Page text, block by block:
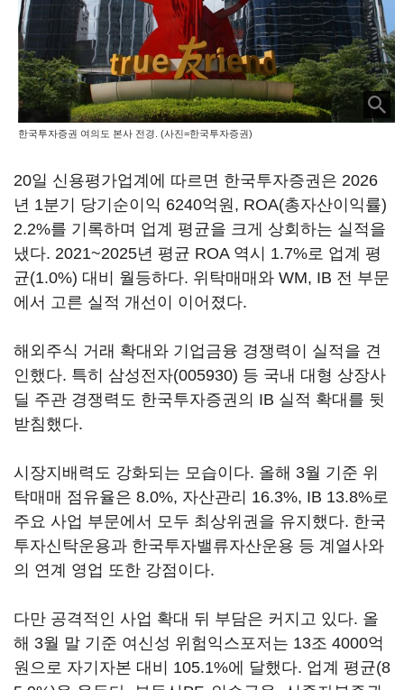
한국투자증권 여의도 본사 전경. (사진=한국투자증권)
20일 신용평가업계에 따르면 한국투자증권은 2026
년 1분기 당기순이익 6240억원, ROA(총자산이익률)
2.2%를 기록하며 업계 평균을 크게 상회하는 실적을
냈다. 2021~2025년 평균 ROA 역시 1.7%로 업계 평
균(1.0%) 대비 월등하다. 위탁매매와 WM, IB 전 부문
에서 고른 실적 개선이 이어졌다.
해외주식 거래 확대와 기업금융 경쟁력이 실적을 견
인했다. 특히 삼성전자(005930) 등 국내 대형 상장사
딜 주관 경쟁력도 한국투자증권의 IB 실적 확대를 뒷
받침했다.
시장지배력도 강화되는 모습이다. 올해 3월 기준 위
탁매매 점유율은 8.0%, 자산관리 16.3%, IB 13.8%로
주요 사업 부문에서 모두 최상위권을 유지했다. 한국
투자신탁운용과 한국투자밸류자산운용 등 계열사와
의 연계 영업 또한 강점이다.
다만 공격적인 사업 확대 뒤 부담은 커지고 있다. 올
해 3월 말 기준 여신성 위험익스포저는 13조 4000억
원으로 자기자본 대비 105.1%에 달했다. 업계 평균(8